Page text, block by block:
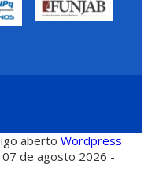
abertoWordpress
de agosto 2026 -